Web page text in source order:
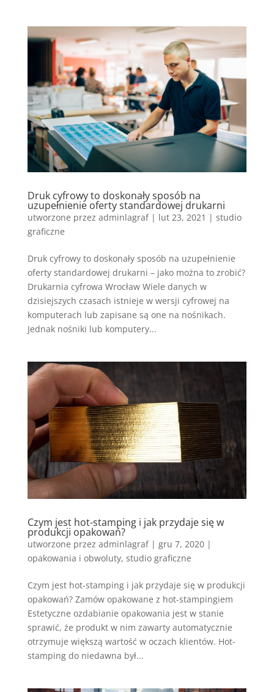
Druk cyfrowy to doskonały sposób na
uzupełnienie oferty standardowej drukarni
utworzone przez adminlagraf| lut 23, 2021 | studio
graficzne
Druk cyfrowy to doskonały sposób na uzupełnienie
oferty standardowej drukarni – jako można to zrobić?
Drukarnia cyfrowa Wrocław Wiele danych w
dzisiejszych czasach istnieje w wersji cyfrowej na
komputerach lub zapisane są one na nośnikach.
Jednak nośniki lub komputery...
Czym jest hot-stamping i jak przydaje się w
produkcji opakowań?
utworzone przez adminlagraf| gru 7, 2020|
opakowania i obwoluty, studio graficzne
Czym jest hot-stamping i jak przydaje się w produkcji
opakowań? Zamów opakowane z hot-stampingiem
Estetyczne ozdabianie opakowania jest w stanie
sprawić, że produkt w nim zawarty automatycznie
otrzymuje większą wartość w oczach klientów. Hot-
stamping do niedawna był...